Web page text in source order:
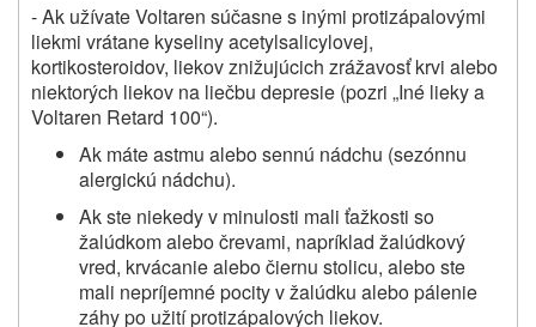
- Ak užívate Voltaren súčasne s inými protizápalovými
liekmi vrátane kyseliny acetylsalicylovej,
kortikosteroidov, liekov znižujúcich zrážavosť krvi alebo
niektorých liekov na liečbu depresie (pozri „Iné lieky a
Voltaren Retard 100“).
Ak máte astmu alebo sennú nádchu (sezónnu
alergickú nádchu).
Ak ste niekedy v minulosti mali ťažkosti so
žalúdkom alebo črevami, napríklad žalúdkový
vred, krvácanie alebo čiernu stolicu, alebo ste
mali nepríjemné pocity v žalúdku alebo pálenie
záhy po užití protizápalových liekov.